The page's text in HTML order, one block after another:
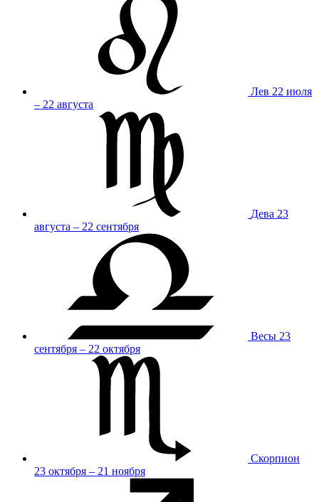
Лев 22 июля
– 22 августа
Дева 23
августа – 22 сентября
Весы 23
сентября – 22 октября
Скорпион
23 октября – 21 ноября